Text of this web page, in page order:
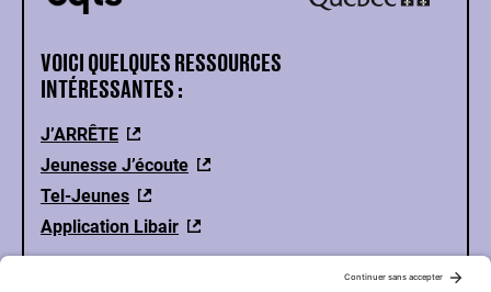
VOICI QUELQUES RESSOURCES
INTÉRESSANTES :
J’ARRÊTE
Jeunesse J’écoute
Tel-Jeunes
Application Libair